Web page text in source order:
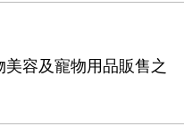
容及寵物用品販售之